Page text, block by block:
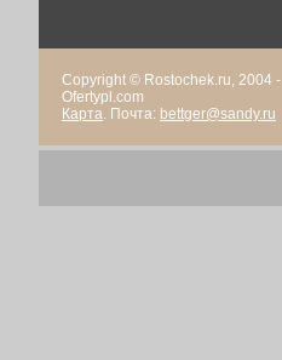
Copyright © Rostochek.ru, 2004 -
Ofertypl.com
Карта. Почта: bettger@sandy.ru